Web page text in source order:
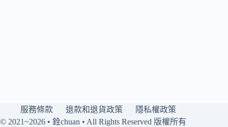
服務條款 退款和退貨政策
隱私權政策
© 2021~2026 • 銓chuan • All Rights Reserved 版權所有